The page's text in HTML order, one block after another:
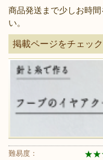
商品発送まで少しお時
い。
掲載ページをチェック
難易度： ★★